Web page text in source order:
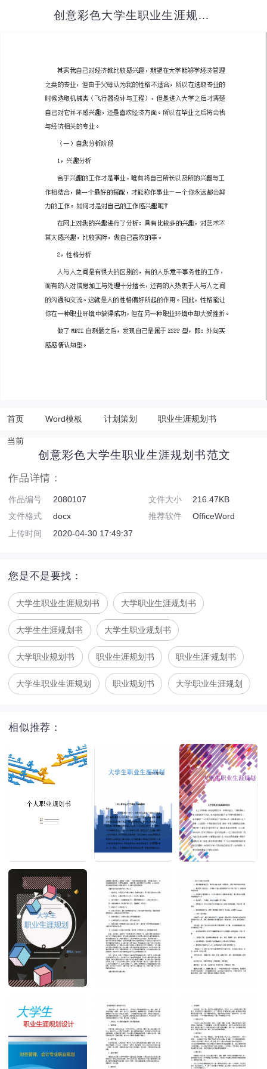
创意彩色大学生职业生涯规划书范文
首页 Word模板 计划策划 职业生涯规划书
当前
创意彩色大学生职业生涯规划书范文
作品详情：
作品编号 2080107 文件大小
216.47KB
文件格式
docx 推荐软件
OfficeWord
上传时间
2020-04-30 17:49:37
您是不是要找：
大学生职业生涯规划书 大学职业生涯规划书
大学生生涯规划书 大学生职业规划书
大学职业规划书 职业生涯规划书 职业生涯‘规划书
大学生职业生涯规划 职业规划书 大学职业生涯规划
相似推荐：